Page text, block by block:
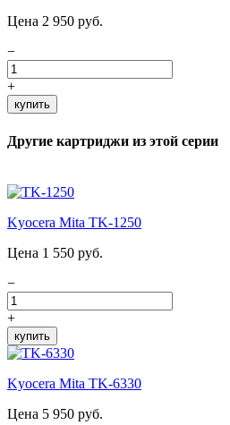
Цена 2 950 руб.
−
+
купить
Другие картриджи из этой серии
Kyocera Mita TK-1250
Цена 1 550 руб.
−
+
купить
Kyocera Mita TK-6330
Цена 5 950 руб.